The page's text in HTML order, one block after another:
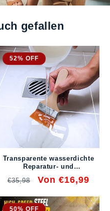
gefallen
52% OFF
Transparente wasserdichte
Reparatur- und
Normaler
€35,98 Verkaufspreis
Von €16,99
50% OFF